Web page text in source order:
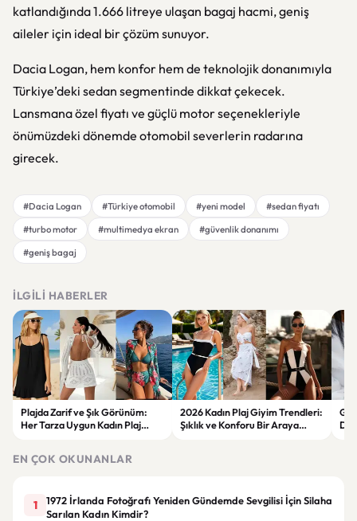
katlandığında 1.666 litreye ulaşan bagaj hacmi, geniş
aileler için ideal bir çözüm sunuyor.
Dacia Logan, hem konfor hem de teknolojik donanımıyla
Türkiye’deki sedan segmentinde dikkat çekecek.
Lansmana özel fiyatı ve güçlü motor seçenekleriyle
önümüzdeki dönemde otomobil severlerin radarına
girecek.
#Dacia Logan #Türkiye otomobil #yeni model
#sedan fiyatı
#turbo motor
#multimedya ekran
#güvenlik donanımı
#geniş bagaj
İLGILI HABERLER
Plajda Zarif ve Şık Görünüm:
Her Tarza Uygun Kadın Plaj
2026 Kadın Plaj Giyim Trendleri:
Şıklık ve Konforu Bir Araya
EN ÇOK OKUNANLAR
1
1972 İrlanda Fotoğrafı Yeniden Gündemde Sevgilisi İçin Silaha
Sarılan Kadın Kimdir?